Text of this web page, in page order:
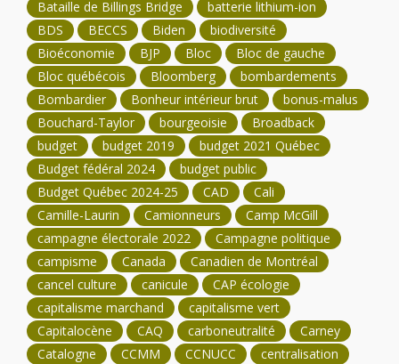
Bataille de Billings Bridge
batterie lithium-ion
BDS
BECCS Biden
biodiversité
Bioéconomie
BJP Bloc
Bloc de gauche
Bloc québécois
Bloomberg
bombardements
Bombardier
Bonheur intérieur brut
bonus-malus
Bouchard-Taylor
bourgeoisie
Broadback
budget
budget 2019
budget 2021 Québec
Budget fédéral 2024
budget public
Budget Québec 2024-25
CAD
Cali
Camille-Laurin
Camionneurs
Camp McGill
campagne électorale 2022
Campagne politique
campisme
Canada
Canadien de Montréal
cancel culture
canicule
CAP écologie
capitalisme marchand
capitalisme vert
Capitalocène
CAQ carboneutralité
Carney
Catalogne
CCMM CCNUCC
centralisation